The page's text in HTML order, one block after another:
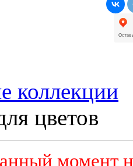
коллекции
цветов
момент